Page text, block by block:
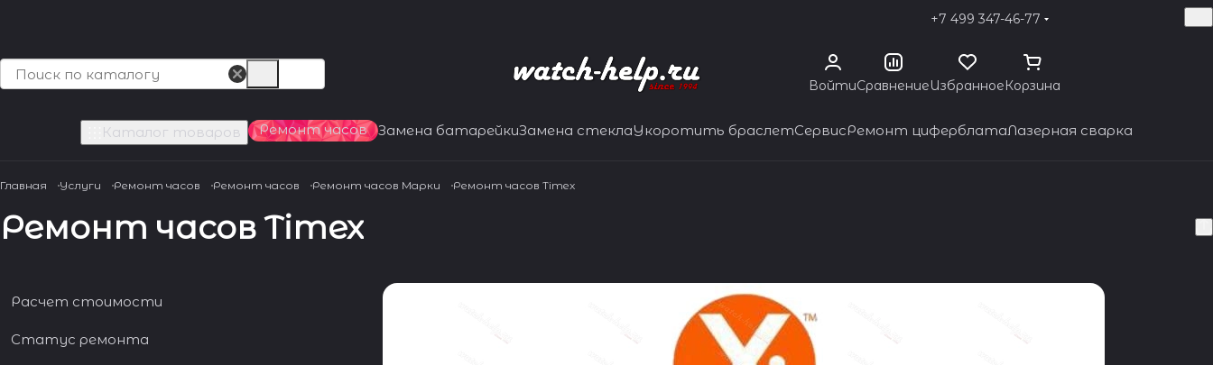
+7 499 347-46-77
ВойтиСравнениеИзбранноеКорзина
Каталог товаров Ремонт часов Замена батарейкиЗамена стеклаУкоротить браслетСервисРемонт циферблатаЛазерная сварка
Главная Услуги Ремонт часов Ремонт часов Ремонт часов Марки Ремонт часов Timex
Ремонт часов Timex
Расчет стоимости
Статус ремонта